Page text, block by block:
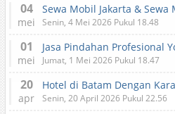
04
mei Senin, 4 Mei 2026 Pukul 18.48
01
mei
Jasa Pindahan Profesional
Jumat, 1 Mei 2026 Pukul 18.47
20
apr
Hotel di Batam Dengan
Senin, 20 April 2026 Pukul 22.56